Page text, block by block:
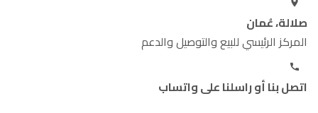
صلالة، عُمان
المركز الرئيسي للبيع والتوصيل والدعم
اتصل بنا أو راسلنا على واتساب